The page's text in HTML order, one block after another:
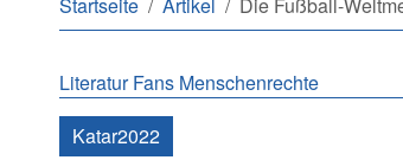
LiteraturFans Menschenrechte
Katar2022